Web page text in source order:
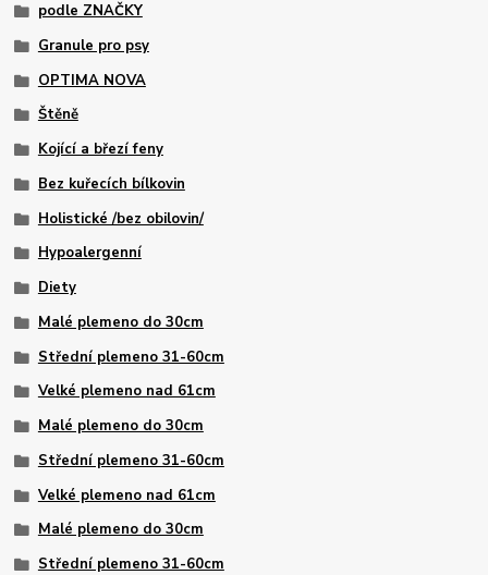
podle ZNAČKY
Granule pro psy
OPTIMA NOVA
Štěně
Kojící a březí feny
Bez kuřecích bílkovin
Holistické /bez obilovin/
Hypoalergenní
Diety
Malé plemeno do 30cm
Střední plemeno 31-60cm
Velké plemeno nad 61cm
Malé plemeno do 30cm
Střední plemeno 31-60cm
Velké plemeno nad 61cm
Malé plemeno do 30cm
Střední plemeno 31-60cm